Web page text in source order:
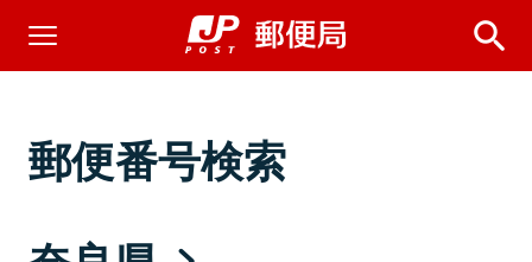
郵便番号検索